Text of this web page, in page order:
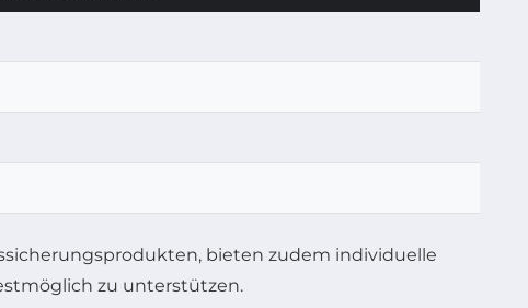
bieten zudem individuelle
zu unterstützen.